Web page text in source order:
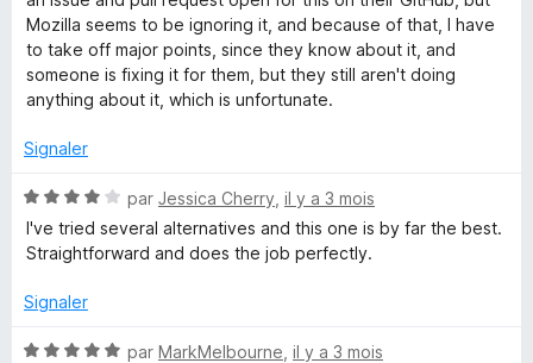
n
t
a
i
n
e
r
5
Mozilla seems to be ignoring it, and because of that, I have
to take off major points, since they know about it, and
someone is fixing it for them, but they still aren't doing
anything about it, which is unfortunate.
Signaler
N
o
t
4
u
par Jessica Cherry il y a 3 mois
I've tried several alternatives and this one is by far the best.
Straightforward and does the job perfectly.
Signaler
N
par MarkMelbourne il y a 3 mois